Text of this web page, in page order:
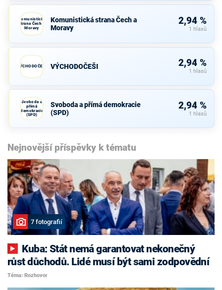
Komunistická
strana Čech a
Moravy
Komunistická strana Čech a
Moravy
2,94 %
1 hlasů
VÝCHODOČEŠI VÝCHODOČEŠI 2,94 %
1 hlasů
Svoboda a
přímá
demokracie
(SPD)
Svoboda a přímá demokracie
(SPD)
2,94 %
1 hlasů
Nejnovější příspěvky k tématu
7 fotografií
růst důchodů. Lidé musí být sami zodpovědní
Téma: Rozhovor